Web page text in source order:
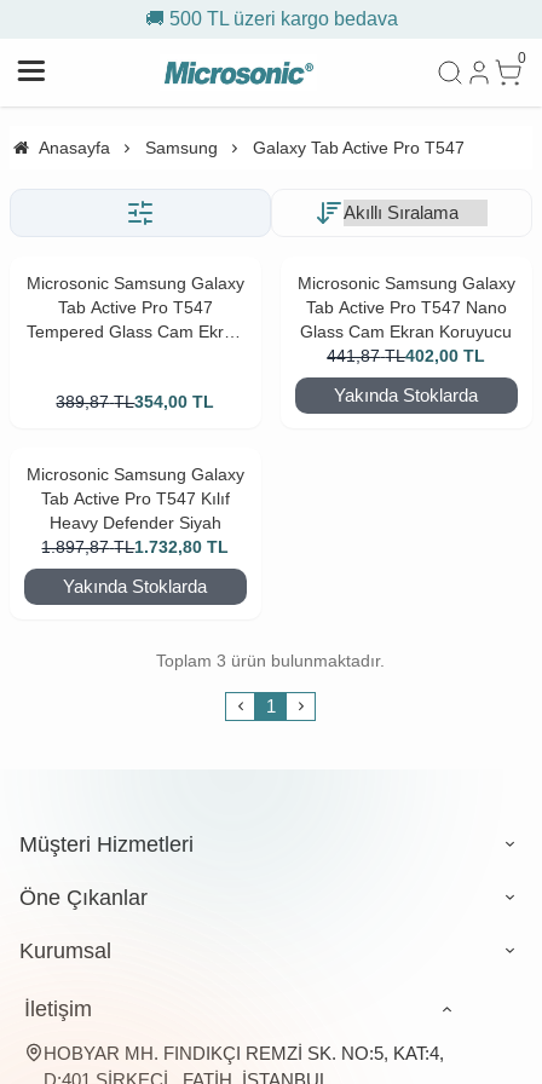
🚚 500 TL üzeri kargo bedava
0
Anasayfa Samsung Galaxy Tab Active Pro T547
Microsonic Samsung Galaxy
Tab Active Pro T547
Tempered Glass Cam Ekran
389,87 TL354,00 TL
Microsonic Samsung Galaxy
Tab Active Pro T547 Nano
Glass Cam Ekran Koruyucu
441,87 TL402,00 TL
Yakında Stoklarda
Microsonic Samsung Galaxy
Tab Active Pro T547 Kılıf
Heavy Defender Siyah
1.897,87 TL1.732,80 TL
Yakında Stoklarda
Toplam 3 ürün bulunmaktadır.
1
Müşteri Hizmetleri
Öne Çıkanlar
Kurumsal
İletişim
HOBYAR MH. FINDIKÇI REMZİ SK. NO:5, KAT:4,
D:401 SİRKECİ , FATİH, İSTANBUL